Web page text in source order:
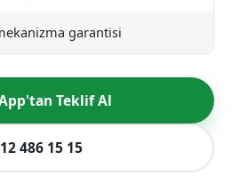
garantisi
Teklif Al
486 15 15